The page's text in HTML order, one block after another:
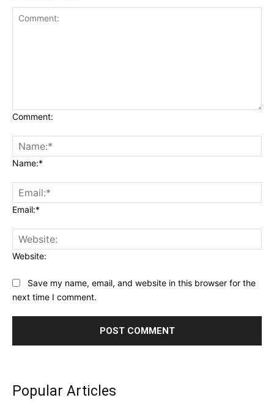
Comment:
Name:*
Email:*
Website:
Save my name, email, and website in this browser for the
next time I comment.
Popular Articles